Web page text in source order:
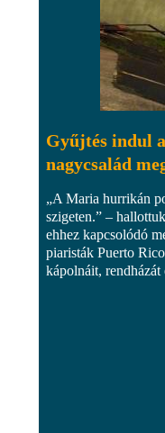
Gyűjtés indul
nagycsalád
„A Maria hurrikán
szigeten.” –
ehhez kapcsolódó
piaristák Puerto
kápolnáit, rendházát